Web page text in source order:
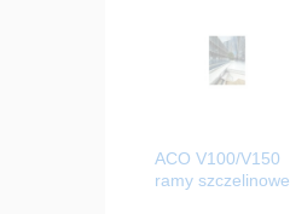
ACO V100/V150
ramy szczelinowe